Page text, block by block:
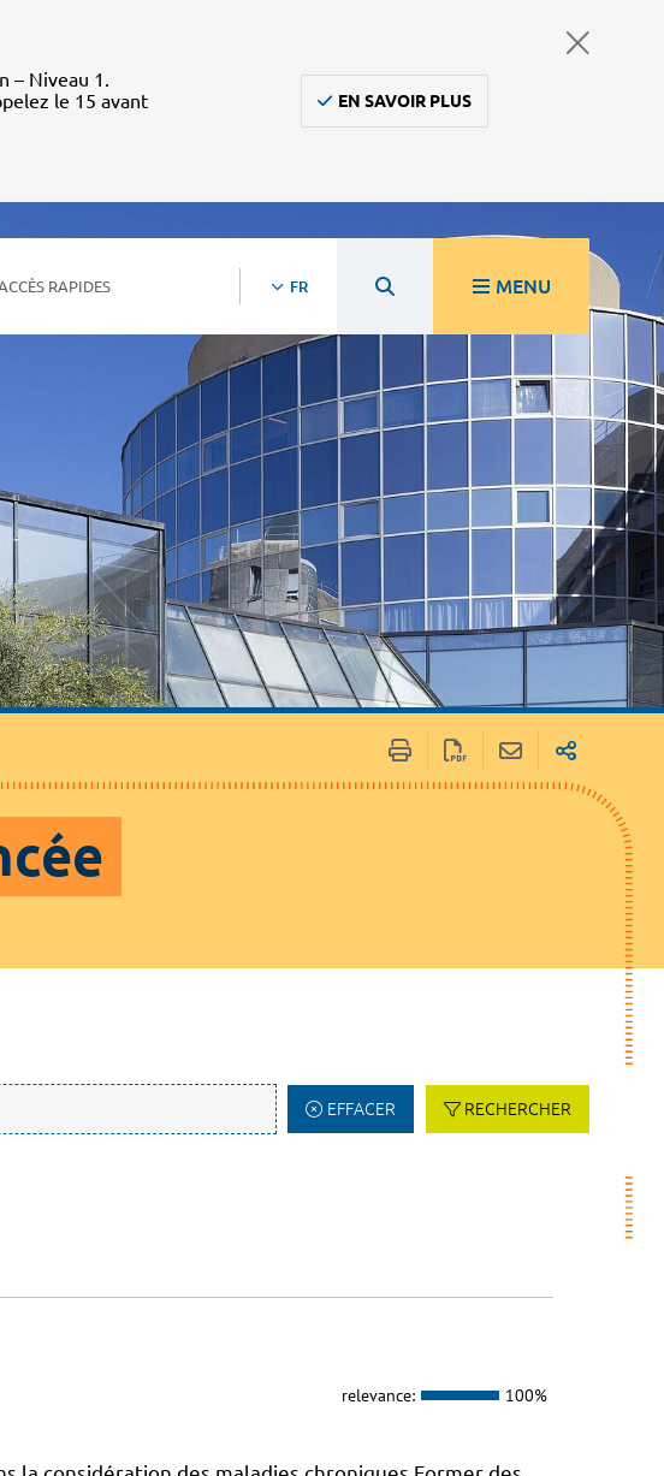
– Niveau 1.
le 15 avant
EN SAVOIR PLUS
ACCÈS RAPIDES FR MENU
EFFACER RECHERCHER
relevance: 100%